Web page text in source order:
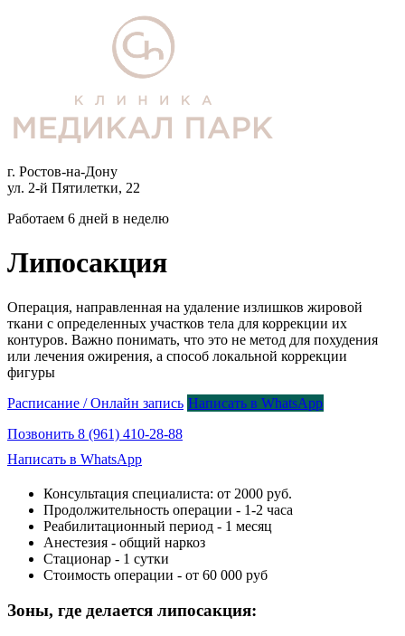
г. Ростов-на-Дону
ул. 2-й Пятилетки, 22
Работаем 6 дней в неделю
Липосакция
Операция, направленная на удаление излишков жировой
ткани с определенных участков тела для коррекции их
контуров. Важно понимать, что это не метод для похудения
или лечения ожирения, а способ локальной коррекции
фигуры
Расписание / Онлайн запись Написать в WhatsApp
Позвонить 8 (961) 410-28-88
Написать в WhatsApp
Консультация специалиста: от 2000 руб.
Продолжительность операции - 1-2 часа
Реабилитационный период - 1 месяц
Анестезия - общий наркоз
Стационар - 1 сутки
Стоимость операции - от 60 000 руб
Зоны, где делается липосакция: